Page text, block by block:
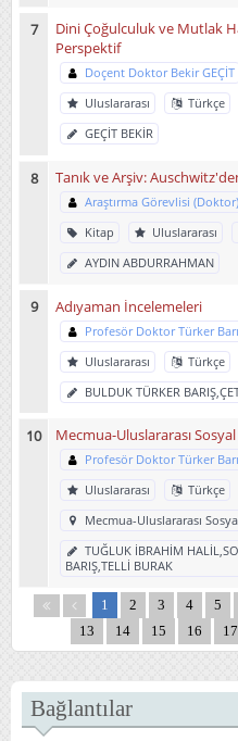
Dini Çoğulculuk ve Mutlak
Perspektif
Doçent Doktor Bekir GEÇİT
Uluslararası
Türkçe
GEÇİT BEKİR
Tanık ve Arşiv:
Araştırma Görevlisi
Kitap
Uluslararası
AYDIN ABDURRAHMAN
Adıyaman İncelemeleri
Profesör Doktor Türker
Uluslararası
Türkçe
BULDUK TÜRKER
Mecmua-Uluslararası
Profesör Doktor Türker
Uluslararası
Türkçe
Mecmua-Uluslararası
TUĞLUK İBRAHİM
BARIŞ,TELLİ BURAK
1 2 3 4 5
13
14 15 16 17
Bağlantılar